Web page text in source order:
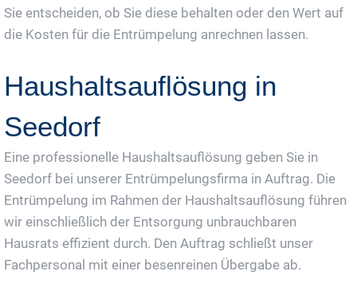
Sie entscheiden, ob Sie diese behalten oder den Wert auf
die Kosten für die Entrümpelung anrechnen lassen.
Haushaltsauflösung in
Seedorf
Eine professionelle Haushaltsauflösung geben Sie in
Seedorf bei unserer Entrümpelungsfirma in Auftrag. Die
Entrümpelung im Rahmen der Haushaltsauflösung führen
wir einschließlich der Entsorgung unbrauchbaren
Hausrats effizient durch. Den Auftrag schließt unser
Fachpersonal mit einer besenreinen Übergabe ab.